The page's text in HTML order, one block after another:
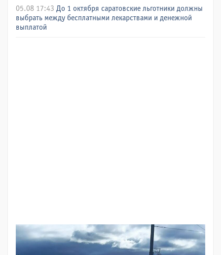
05.08 17:43 До 1 октября саратовские льготники должны
выбрать между бесплатными лекарствами и денежной
выплатой